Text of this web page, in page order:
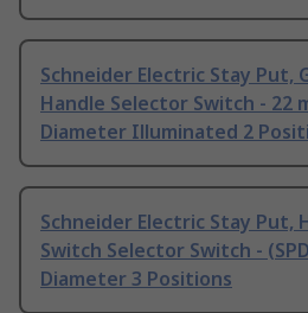
Schneider Electric Stay Put,
Handle Selector Switch - 22
Diameter Illuminated 2
Schneider Electric Stay Put,
Switch Selector Switch -
Diameter 3 Positions